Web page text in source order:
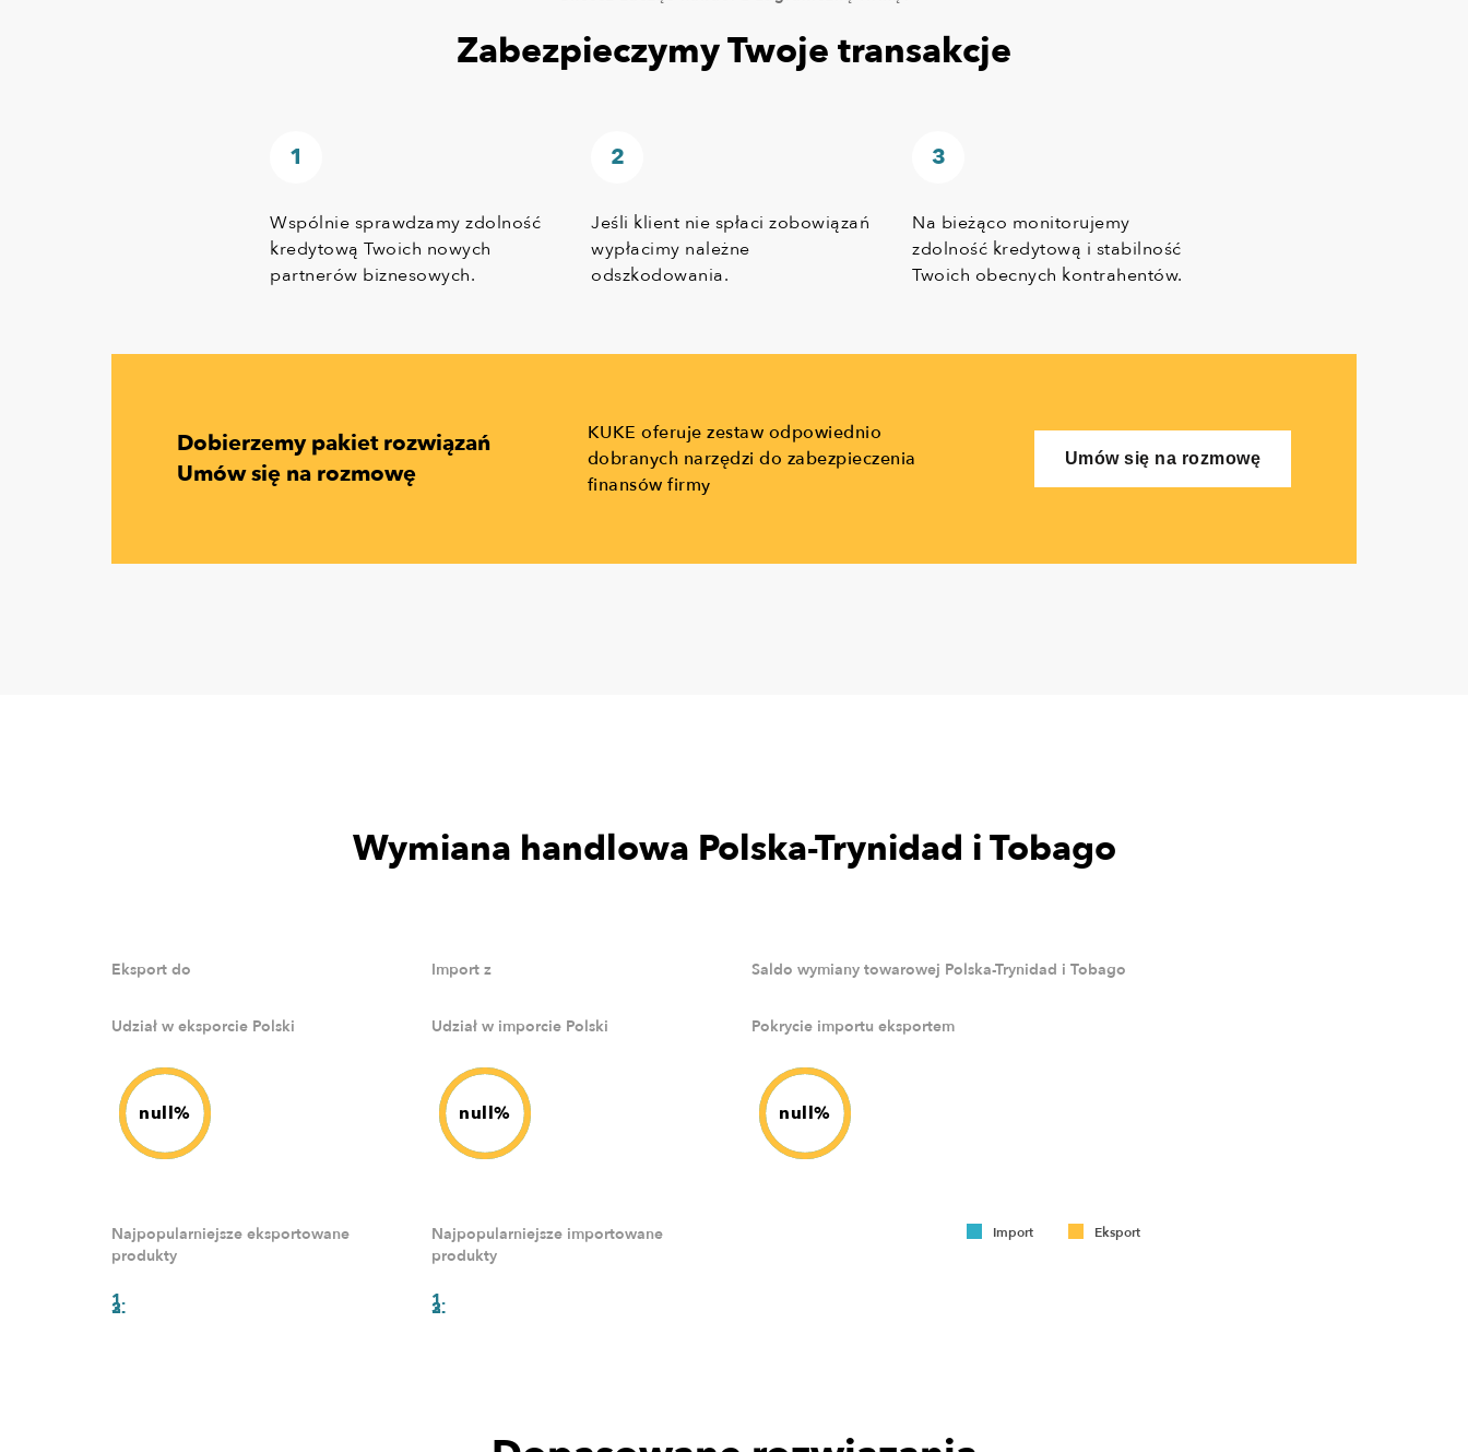
Zabezpieczymy Twoje transakcje
Wspólnie sprawdzamy zdolność
kredytową Twoich nowych
partnerów biznesowych.
Jeśli klient nie spłaci zobowiązań
wypłacimy należne
odszkodowania.
Na bieżąco monitorujemy
zdolność kredytową i stabilność
Twoich obecnych kontrahentów.
Dobierzemy pakiet rozwiązań
Umów się na rozmowę
KUKE oferuje zestaw odpowiednio
dobranych narzędzi do zabezpieczenia
finansów firmy
Umów się na rozmowę
Wymiana handlowa Polska-Trynidad i Tobago
Eksport do
Udział w eksporcie Polski
null%
Najpopularniejsze eksportowane
produkty
Import z
Udział w imporcie Polski
null%
Najpopularniejsze importowane
produkty
Saldo wymiany towarowej Polska-Trynidad i Tobago
Pokrycie importu eksportem
null%
Import Eksport